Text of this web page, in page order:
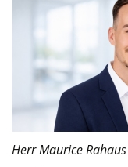
Herr Maurice Rahaus